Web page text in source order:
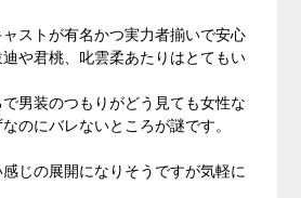
ストが有名かつ実力者揃いで安心
や君桃、叱雲柔あたりはとてもい
男装のつもりがどう見ても女性な
のにバレないところが謎です。
じの展開になりそうですが気軽に